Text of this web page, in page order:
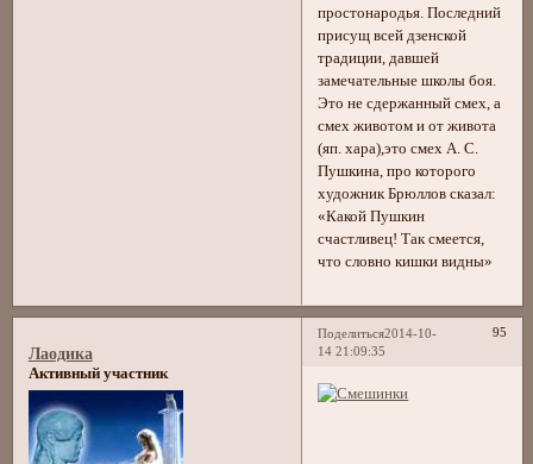
простонародья. Последний
присущ всей дзенской
традиции, давшей
замечательные школы боя.
Это не сдержанный смех, а
смех животом и от живота
(яп. хара),это смех А. С.
Пушкина, про которого
художник Брюллов сказал:
«Какой Пушкин
счастливец! Так смеется,
что словно кишки видны»
Поделиться 95
2014-10-
14 21:09:35
Лаодика
Активный участник